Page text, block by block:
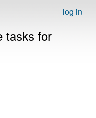
log in
tasks for